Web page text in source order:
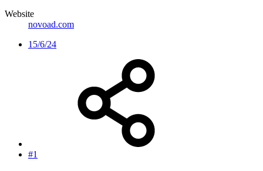
Website
novoad.com
15/6/24
#1